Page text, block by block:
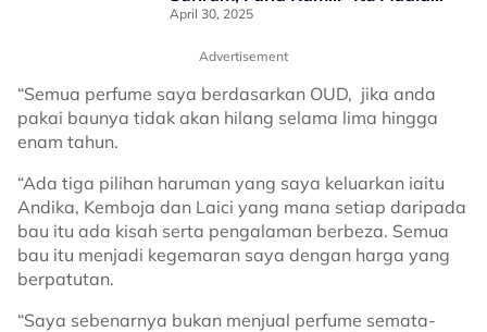
‘Camera Trick’ Yang Saya Buat
April 30, 2025
Advertisement
“Semua perfume saya berdasarkan OUD, jika anda
pakai baunya tidak akan hilang selama lima hingga
enam tahun.
“Ada tiga pilihan haruman yang saya keluarkan iaitu
Andika, Kemboja dan Laici yang mana setiap daripada
bau itu ada kisah serta pengalaman berbeza. Semua
bau itu menjadi kegemaran saya dengan harga yang
berpatutan.
“Saya sebenarnya bukan menjual perfume semata-